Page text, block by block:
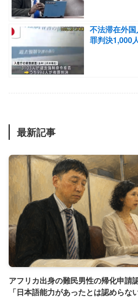
不法滞在外
罪判決1,000
最新記事
アフリカ出身の難民男性の帰化申
「日本語能力があったとは認めらな